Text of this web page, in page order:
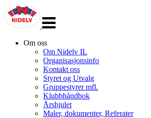
navigasjon
Om oss
Om Nidelv IL
Organisasjonsinfo
Kontakt oss
Styret og Utvalg
Gruppestyrer mfl.
Klubbhåndbok
Årshjulet
Maler, dokumenter, Referater